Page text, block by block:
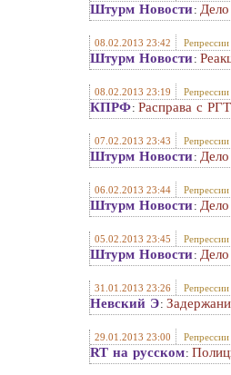
Штурм Новости:
08.02.2013 23:42 Репрессии
Штурм Новости:
08.02.2013 23:19 Репрессии
КПРФ: Расправа с
07.02.2013 23:43 Репрессии
Штурм Новости:
06.02.2013 23:44 Репрессии
Штурм Новости:
05.02.2013 23:45 Репрессии
Штурм Новости:
31.01.2013 23:26 Репрессии
Невский Э:
29.01.2013 23:00 Репрессии
RT на русском: